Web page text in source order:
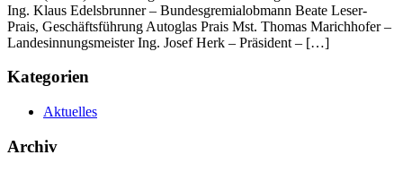
Ing. Klaus Edelsbrunner – Bundesgremialobmann Beate Leser-
Prais, Geschäftsführung Autoglas Prais Mst. Thomas Marichhofer –
Landesinnungsmeister Ing. Josef Herk – Präsident – […]
Kategorien
Aktuelles
Archiv